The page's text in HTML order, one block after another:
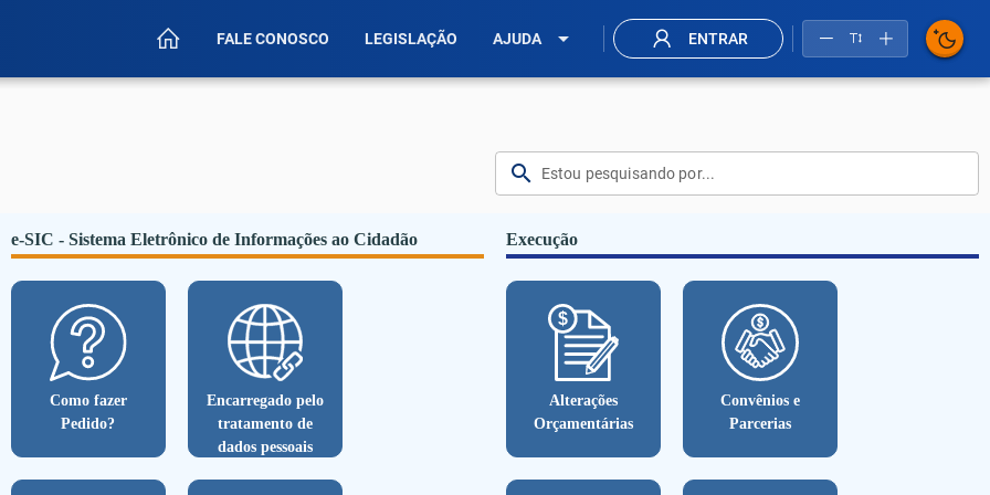
FALE CONOSCO LEGISLAÇÃO AJUDA arrow_drop_down ENTRAR
search
e-SIC - Sistema Eletrônico de Informações ao Cidadão
Como fazer
Pedido?
Encarregado pelo
tratamento de
dados pessoais
Execução
Alterações
Orçamentárias
Convênios e
Parcerias